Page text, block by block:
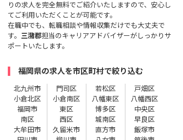
りの求人を完全無料でご紹介いたしますので、安心し
てご利用いただくことが可能です。
在職中でも、転職相談や情報収集だけでも大丈夫で
す。 三潴郡担当のキャリアアドバイザーがしっかりサ
ポートいたします。
福岡県の求人を市区町村で絞り込む
北九州市 門司区 若松区
戸畑区
小倉北区
小倉南区 八幡東区
八幡西区
福岡市
東区 博多区
中央区
南区
西区 城南区
早良区
大牟田市
久留米市 直方市
飯塚市